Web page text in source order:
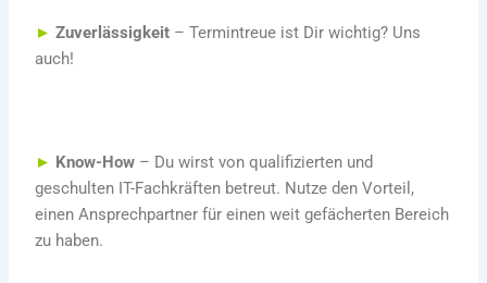
► Zuverlässigkeit – Termintreue ist Dir wichtig? Uns
auch!
► Know-How – Du wirst von qualifizierten und
geschulten IT-Fachkräften betreut. Nutze den Vorteil,
einen Ansprechpartner für einen weit gefächerten Bereich
zu haben.